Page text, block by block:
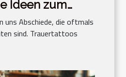
Ideen zum
einen
uns Abschiede, die oftmals
sind. Trauertattoos